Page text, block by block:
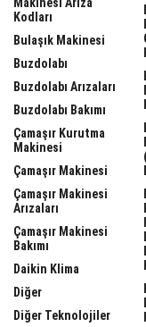
Kodları
Bulaşık Makinesi
Buzdolabı
Buzdolabı Arızaları
Buzdolabı Bakımı
Çamaşır Kurutma
Makinesi
Çamaşır Makinesi
Çamaşır Makinesi
Arızaları
Çamaşır Makinesi
Bakımı
Daikin Klima
Diğer
Diğer Teknolojiler